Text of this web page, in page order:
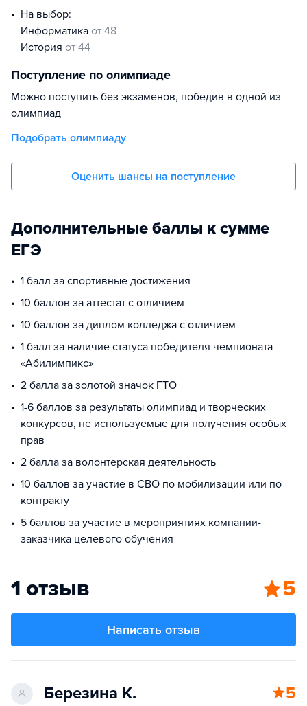
На выбор:
информатика от 48
история от 44
Поступление по олимпиаде
Можно поступить без экзаменов, победив в одной из
олимпиад
Подобрать олимпиаду
Оценить шансы на поступление
Дополнительные баллы к сумме
ЕГЭ
1 балл за спортивные достижения
10 баллов за аттестат с отличием
10 баллов за диплом колледжа с отличием
1 балл за наличие статуса победителя чемпионата
«Абилимпикс»
2 балла за золотой значок ГТО
1-6 баллов за результаты олимпиад и творческих
конкурсов, не используемые для получения особых
прав
2 балла за волонтерская деятельность
10 баллов за участие в СВО по мобилизации или по
контракту
5 баллов за участие в мероприятиях компании-
заказчика целевого обучения
1 отзыв 5
Написать отзыв
Березина К. 5